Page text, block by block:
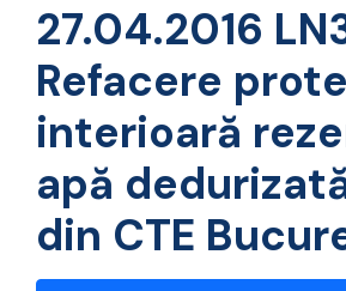
27.04.2016
Refacere
interioară
apă
din CTE